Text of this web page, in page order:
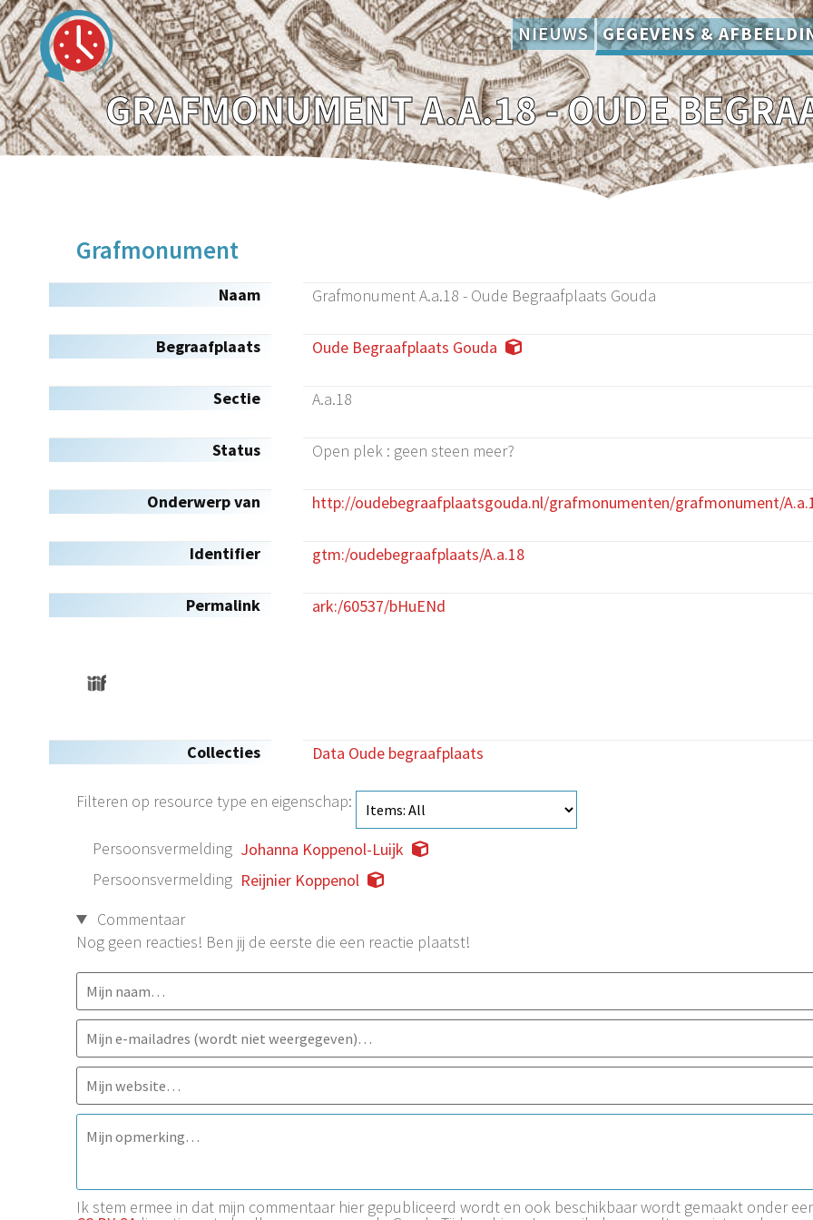
NIEUWS GEGEVENS &
GRAFMONUMENT A.A.18 - OUDE
Grafmonument
Naam Grafmonument A.a.18 - Oude Begraafplaats Gouda
Begraafplaats Oude Begraafplaats Gouda
Sectie A.a.18
Status Open plek : geen steen meer?
Onderwerp van http://oudebegraafplaatsgouda.nl/grafmonumenten/grafmonument/
Identifier gtm:/oudebegraafplaats/A.a.18
Permalink ark:/60537/bHuENd
Collecties Data Oude begraafplaats
Filteren op resource type en eigenschap:
Persoonsvermelding Johanna Koppenol-Luijk
Persoonsvermelding Reijnier Koppenol
Commentaar
Nog geen reacties! Ben jij de eerste die een reactie plaatst!
Ik stem ermee in dat mijn commentaar hier gepubliceerd wordt en ook beschikbaar wordt gemaakt onder